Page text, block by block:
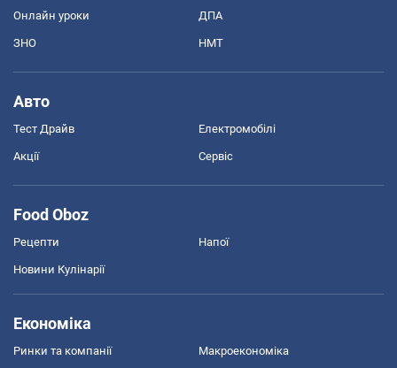
Онлайн уроки ДПА
ЗНО НМТ
Авто
Тест Драйв Електромобілі
Акції Сервіс
Food Oboz
Рецепти Напої
Новини Кулінарії
Економіка
Ринки та компанії Макроекономіка